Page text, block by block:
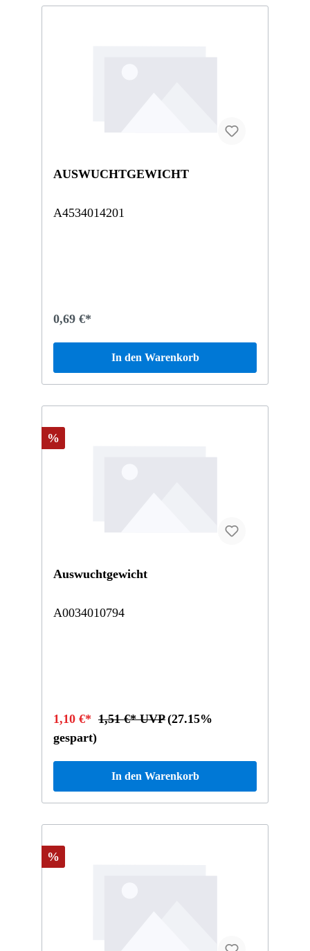
AUSWUCHTGEWICHT
A4534014201
0,69 €*
In den Warenkorb
%
Auswuchtgewicht
A0034010794
1,10 €* 1,51 €* UVP(27.15%
gespart)
In den Warenkorb
%